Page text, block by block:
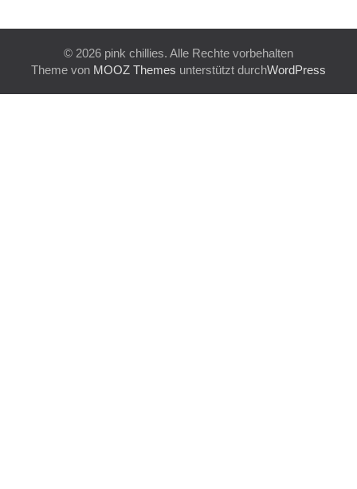
© 2026 pink chillies. Alle Rechte vorbehalten
Theme von MOOZ Themes unterstützt durchWordPress